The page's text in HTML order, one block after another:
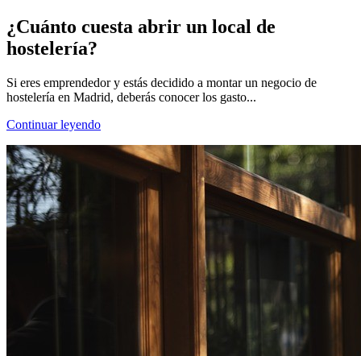
¿Cuánto cuesta abrir un local de
hostelería?
Si eres emprendedor y estás decidido a montar un negocio de
hostelería en Madrid, deberás conocer los gasto...
Continuar leyendo